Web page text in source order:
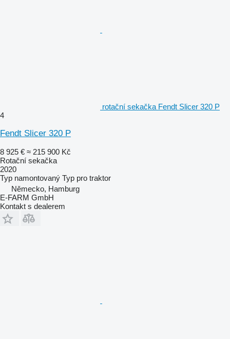
rotační sekačka Fendt Slicer 320 P
4
Fendt Slicer 320 P
8 925 € ≈ 215 900 Kč
Rotační sekačka
2020
Typ namontovaný Typ pro traktor
Německo, Hamburg
E-FARM GmbH
Kontakt s dealerem